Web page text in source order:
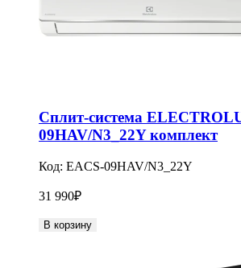
Сплит-система
09HAV/N3_22Y комплект
Код: EACS-09HAV/N3_22Y
31 990₽
В корзину